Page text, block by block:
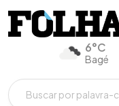
6°C
Bagé